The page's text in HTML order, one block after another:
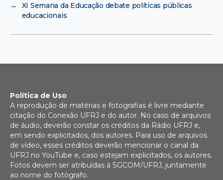
→
XI Semana da Educação debate políticas públicas
educacionais
Política de Uso
A reprodução de matérias e fotografias é livre mediante
citação do Conexão UFRJ e do autor. No caso de arquivos
de áudio, deverão constar os créditos da Rádio UFRJ e,
em sendo explicitados, dos autores. Para uso de arquivos
de vídeo, esses créditos deverão mencionar o canal da
UFRJ no YouTube e, caso estejam explicitados, os autores.
Fotos devem ser atribuídas à SGCOM/UFRJ, juntamente
ao nome do fotógrafo.